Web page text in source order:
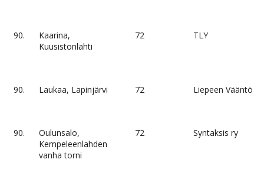
90.
Kaarina,
Kuusistonlahti
72 TLY
90. Laukaa, Lapinjärvi 72 Liepeen Vääntö
90.
Oulunsalo,
Kempeleenlahden
vanha torni
72 Syntaksis ry